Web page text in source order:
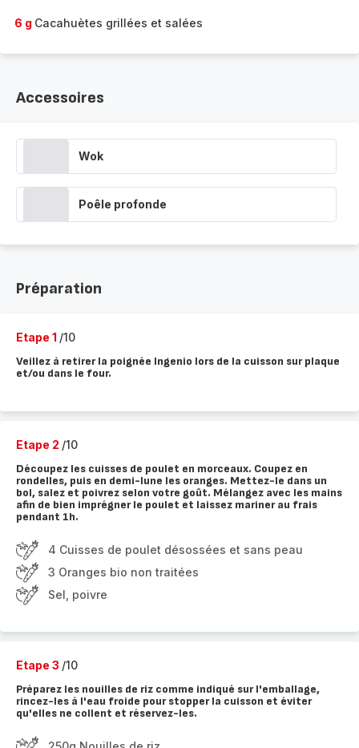
6 g Cacahuètes grillées et salées
Accessoires
Wok
Poêle profonde
Préparation
Etape 1 /10
Veillez à retirer la poignée Ingenio lors de la cuisson sur plaque
et/ou dans le four.
Etape 2 /10
Découpez les cuisses de poulet en morceaux. Coupez en
rondelles, puis en demi-lune les oranges. Mettez-le dans un
bol, salez et poivrez selon votre goût. Mélangez avec les mains
afin de bien imprégner le poulet et laissez mariner au frais
pendant 1h.
4 Cuisses de poulet désossées et sans peau
3 Oranges bio non traitées
Sel, poivre
Etape 3 /10
Préparez les nouilles de riz comme indiqué sur l'emballage,
rincez-les à l'eau froide pour stopper la cuisson et éviter
qu'elles ne collent et réservez-les.